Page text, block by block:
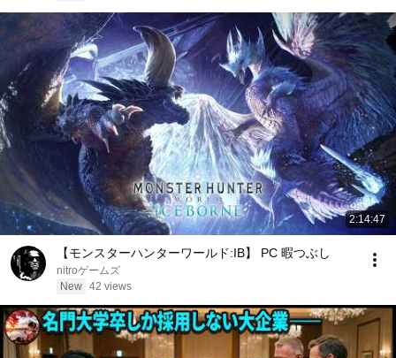
2:14:47
【モンスターハンターワールド:IB】 PC 暇つぶし
nitroゲームズ
New 42 views